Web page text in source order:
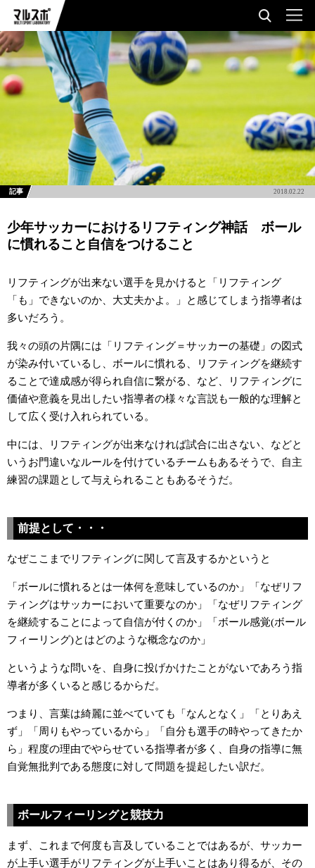
記事 2018.02.22
少年サッカーにおけるリフティング神話 ボール
に慣れること自信をつけること
リフティングが出来ない選手を見かけると「リフティング
「も」できないのか、大丈夫かよ。」と感じてしまう指導者は
多いだろう。
我々の頭の片隅には「リフティング＝サッカーの基礎」の図式
が染み付いているし、ボールに慣れる、リフティングを継続す
ることで達成感が得られ自信に繋がる、など、リフティングに
価値や意義を見出したい指導者の様々な言説も一般的な理解と
して広く受け入れられている。
中には、リフティングが出来なければ試合に出さない、などと
いうお門違いなルールを付けているチームもあるそうで、自主
練習の課題として与えられることもあるそうだ。
前提として・・・
なぜここまでリフティングに関して言及するかというと
「ボールに慣れるとは一体何を意味しているのか」「なぜリフ
ティングはサッカーにおいて重要なのか」「なぜリフティング
を継続することによって自信が付くのか」「ボール感覚(ボール
フィーリング)とはどのような概念なのか」
というような問いを、自身に投げかけたことがないであろう指
導者が多くいると感じるからだ。
つまり、言葉は綺麗に並べていても「なんとなく」「とりあえ
ず」「周りもやっているから」「自分も選手の時やってきたか
ら」程度の理由でやらせている指導者が多く、
自身の指導に無
自覚無批判である態度に対して問題を提起したい訳だ。
ボールフィーリングと競技力
まず、これまで何度も言及していることではあるが、サッカー
が上手い選手がリフティングが上手いことはあり得るが、その